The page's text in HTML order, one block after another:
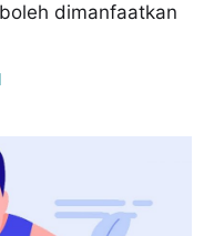
dimanfaatkan